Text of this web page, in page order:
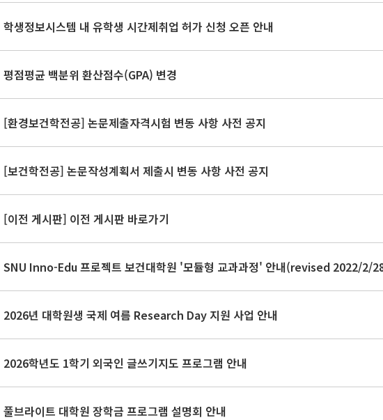
학생정보시스템 내 유학생 시간제취업 허가 신청 오픈 안내
평점평균 백분위 환산점수(GPA) 변경
[환경보건학전공] 논문제출자격시험 변동 사항 사전 공지
[보건학전공] 논문작성계획서 제출시 변동 사항 사전 공지
[이전 게시판] 이전 게시판 바로가기
SNU Inno-Edu 프로젝트 보건대학원 '모듈형 교과과정' 안내(revised 2022/2/
2026년 대학원생 국제 여름 Research Day 지원 사업 안내
2026학년도 1학기 외국인 글쓰기지도 프로그램 안내
풀브라이트 대학원 장학금 프로그램 설명회 안내